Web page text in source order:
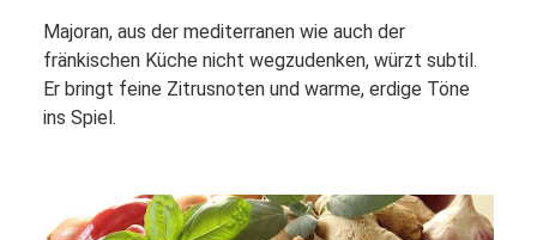
Majoran, aus der mediterranen wie auch der
fränkischen Küche nicht wegzudenken, würzt subtil.
Er bringt feine Zitrusnoten und warme, erdige Töne
ins Spiel.